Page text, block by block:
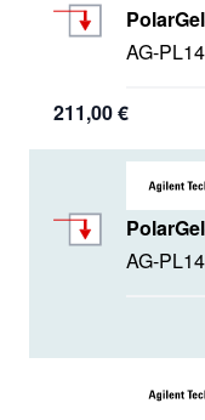
AG-
211,00 €
AG-